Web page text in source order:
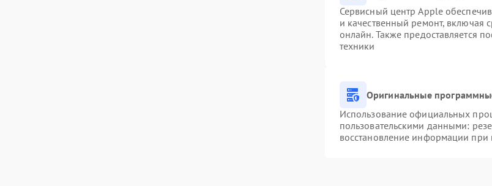
Сервисный центр Apple
и качественный ремонт, включая
онлайн. Также предоставляется
техники
Оригинальные
Использование официальных
пользовательскими данными:
восстановление информации при